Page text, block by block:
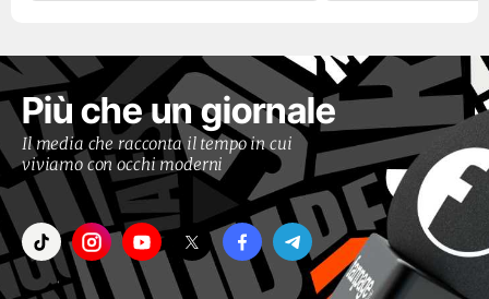
Più che un giornale
Il media che racconta il tempo in cui
viviamo con occhi moderni